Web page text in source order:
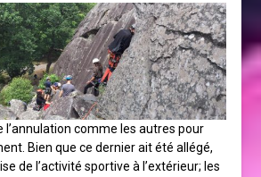
l’annulation comme les autres pour
Bien que ce dernier ait été allégé,
de l’activité sportive à l’extérieur; les